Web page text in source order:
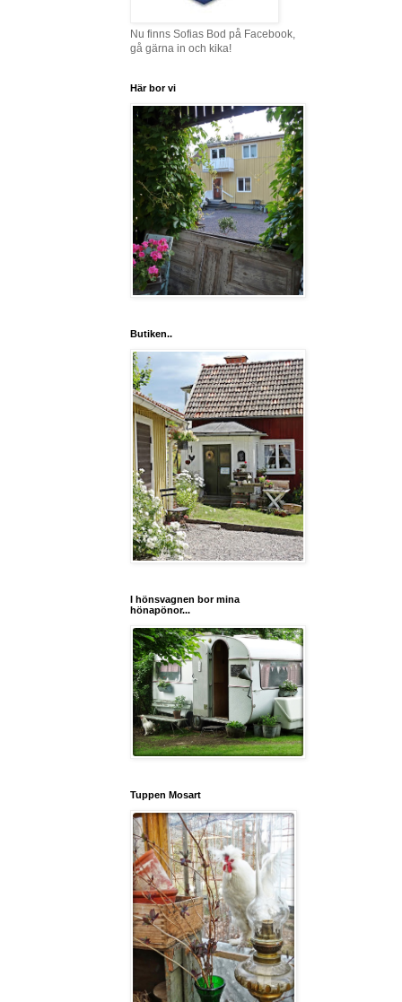
Nu finns Sofias Bod på Facebook,
gå gärna in och kika!
Här bor vi
Butiken..
I hönsvagnen bor mina
hönapönor...
Tuppen Mosart